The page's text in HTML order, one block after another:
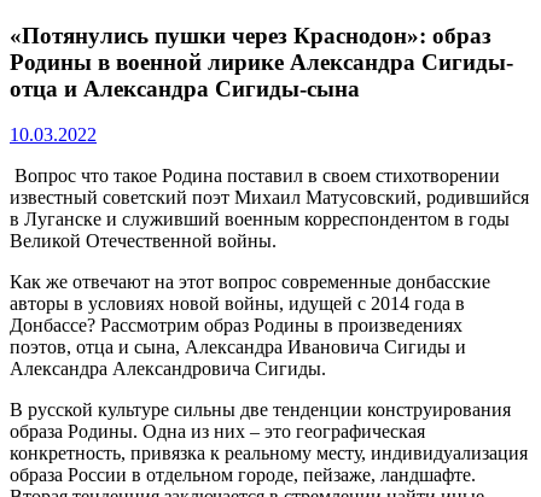
«Потянулись пушки через Краснодон»: образ
Родины в военной лирике Александра Сигиды-
отца и Александра Сигиды-сына
10.03.2022
Вопрос что такое Родина поставил в своем стихотворении
известный советский поэт Михаил Матусовский, родившийся
в Луганске и служивший военным корреспондентом в годы
Великой Отечественной войны.
Как же отвечают на этот вопрос современные донбасские
авторы в условиях новой войны, идущей с 2014 года в
Донбассе? Рассмотрим образ Родины в произведениях
поэтов, отца и сына, Александра Ивановича Сигиды и
Александра Александровича Сигиды.
В русской культуре сильны две тенденции конструирования
образа Родины. Одна из них – это географическая
конкретность, привязка к реальному месту, индивидуализация
образа России в отдельном городе, пейзаже, ландшафте.